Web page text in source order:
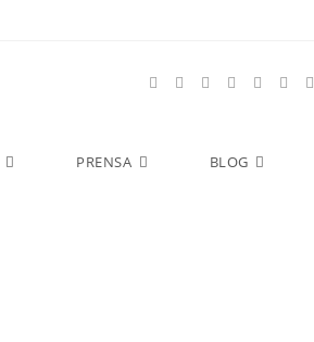
PRENSA BLOG